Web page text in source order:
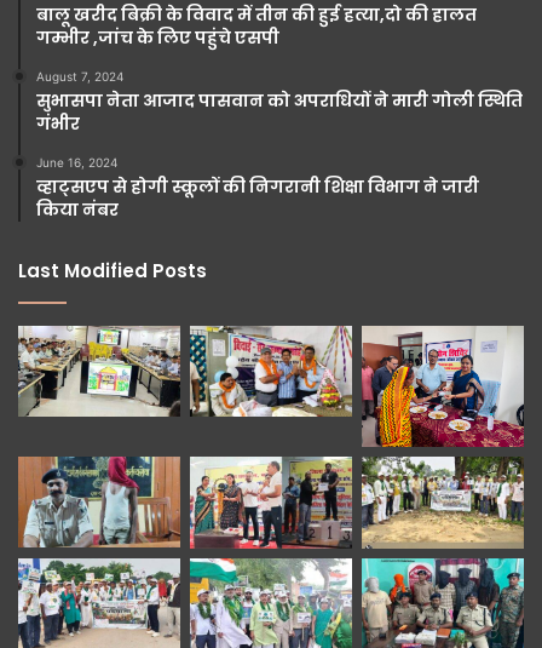
बालू खरीद बिक्री के विवाद में तीन की हुई हत्या,दो की हालत
गम्भीर ,जांच के लिए पहुंचे एसपी
August 7, 2024
सुभासपा नेता आजाद पासवान को अपराधियों ने मारी गोली स्थिति
गंभीर
June 16, 2024
व्हाट्सएप से होगी स्कूलों की निगरानी शिक्षा विभाग ने जारी
किया नंबर
Last Modified Posts